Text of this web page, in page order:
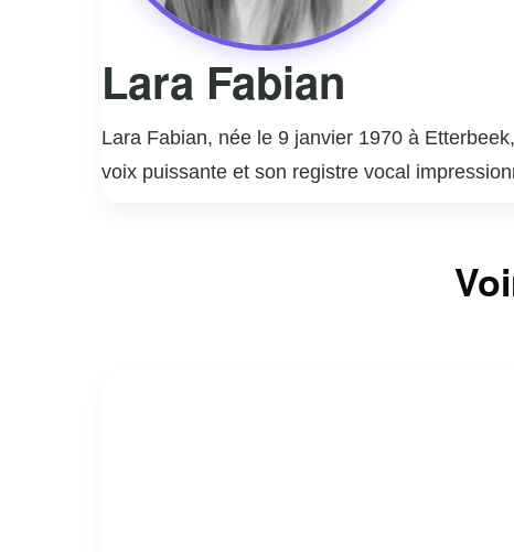
Lara Fabian
Lara Fabian, née le 9 janvier 1970 à
voix puissante et son registre vocal
Elle chante en plusieurs langues, dont le